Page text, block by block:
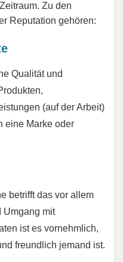
Zu den
Reputation gehören:
Qualität und
(auf der Arbeit)
eine Marke oder
betrifft das vor allem
Umgang mit
ist es vornehmlich,
freundlich jemand ist.